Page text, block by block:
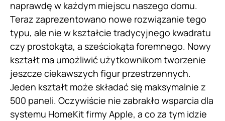
naprawdę w każdym miejscu naszego domu.
Teraz zaprezentowano nowe rozwiązanie tego
typu, ale nie w kształcie tradycyjnego kwadratu
czy prostokąta, a sześciokąta foremnego. Nowy
kształt ma umożliwić użytkownikom tworzenie
jeszcze ciekawszych figur przestrzennych.
Jeden kształt może składać się maksymalnie z
500 paneli. Oczywiście nie zabrakło wsparcia dla
systemu HomeKit firmy Apple, a co za tym idzie